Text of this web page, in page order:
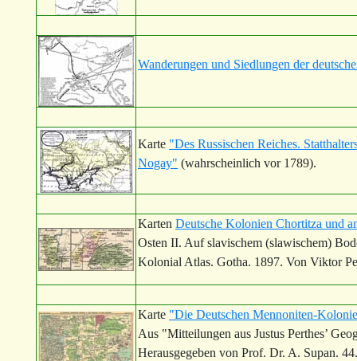
Wanderungen und Siedlungen der
Karte "Des Russischen Reiches.
Nogay" (wahrscheinlich vor 1789).
Karten Deutsche Kolonien Chortitza und
Osten II. Auf slavischem (slawischem)
Kolonial Atlas. Gotha. 1897. Von Viktor
Karte "Die Deutschen Mennoniten-
Aus "Mitteilungen aus Justus Perthes’
Herausgegeben von Prof. Dr. A. Supan.